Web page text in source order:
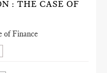
: THE CASE OF
of Finance